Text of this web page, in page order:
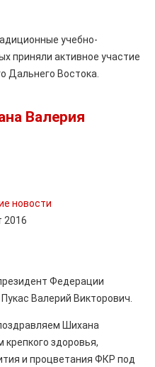
учебно-
приняли активное участие
Дальнего Востока.
Валерия
новости
2016
Федерации
Валерий Викторович.
Шихана
здоровья,
и процветания ФКР под